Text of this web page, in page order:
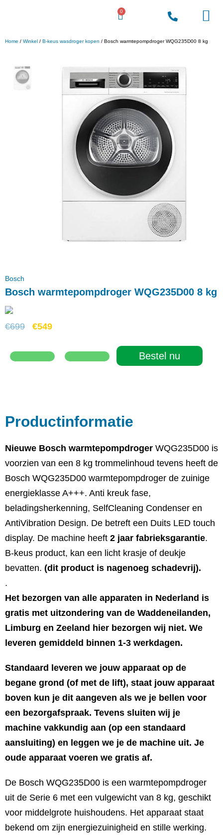
0
Home / Winkel / B-keus wasdroger kopen / Bosch warmtepompdroger WQG235D00 8 kg
Bosch
Bosch warmtepompdroger WQG235D00 8 kg
€699 €549
Bestel nu
Productinformatie
Nieuwe Bosch warmtepompdroger WQG235D00 is
voorzien van een 8 kg trommelinhoud tevens heeft de
Bosch WQG235D00 warmtepompdroger de zuinige
energieklasse A+++. Anti kreuk fase,
beladingsherkenning, SelfCleaning Condenser en
AntiVibration Design. De betreft een Duits LED touch
display. De machine heeft 2 jaar fabrieksgarantie.
B-keus product, kan een licht krasje of deukje
bevatten. (dit product is nagenoeg schadevrij).
.
Het bezorgen van alle apparaten in Nederland is
gratis met uitzondering van de Waddeneilanden,
Limburg en Zeeland hier bezorgen wij niet. We
leveren gemiddeld binnen 1-3 werkdagen.
Standaard leveren we jouw apparaat op de
begane grond (of met de lift), staat jouw apparaat
boven kun je dit aangeven als we je bellen voor
een bezorgafspraak. Tevens sluiten wij je
machine vakkundig aan (op een standaard
aansluiting) en leggen we je de machine uit. Je
oude apparaat voeren we gratis af.
De Bosch WQG235D00 is een warmtepompdroger
uit de Serie 6 met een vulgewicht van 8 kg, geschikt
voor middelgrote huishoudens. Het apparaat staat
bekend om zijn energiezuinigheid en stille werking.